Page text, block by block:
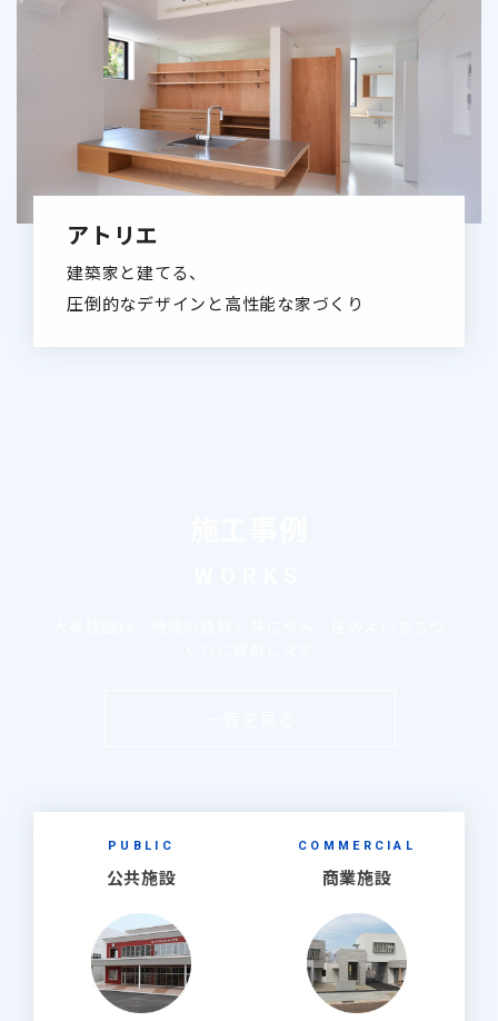
アトリエ
建築家と建てる、
圧倒的なデザインと高性能な家づくり
PUBLIC
公共施設
COMMERCIAL
商業施設